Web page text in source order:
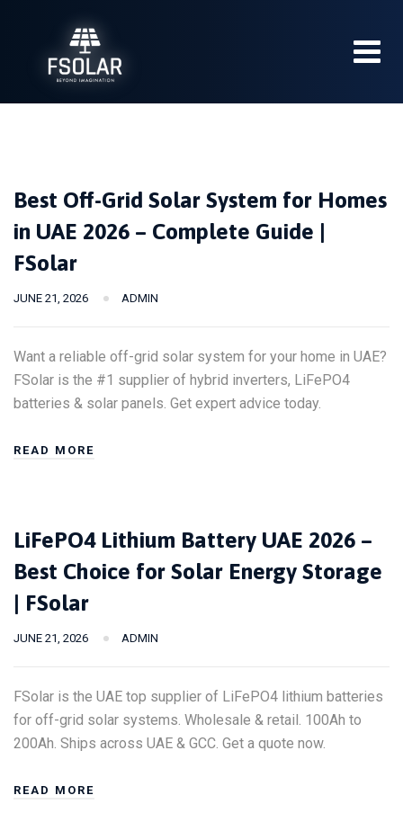
Best Off-Grid Solar System for Homes
in UAE 2026 – Complete Guide |
FSolar
JUNE 21, 2026 ADMIN
Want a reliable off-grid solar system for your home in UAE?
FSolar is the #1 supplier of hybrid inverters, LiFePO4
batteries & solar panels. Get expert advice today.
READ MORE
LiFePO4 Lithium Battery UAE 2026 –
Best Choice for Solar Energy Storage
| FSolar
JUNE 21, 2026 ADMIN
FSolar is the UAE top supplier of LiFePO4 lithium batteries
for off-grid solar systems. Wholesale & retail. 100Ah to
200Ah. Ships across UAE & GCC. Get a quote now.
READ MORE